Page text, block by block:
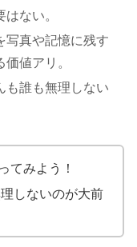
ない。
写真や記憶に残す
値アリ。
も誰も無理しない
てみよう！
しないのが大前